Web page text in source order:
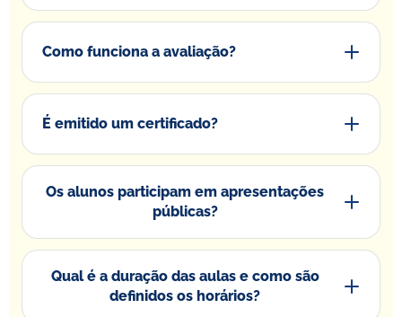
Como funciona a avaliação?
É emitido um certificado?
Os alunos participam em apresentações
públicas?
Qual é a duração das aulas e como são
definidos os horários?